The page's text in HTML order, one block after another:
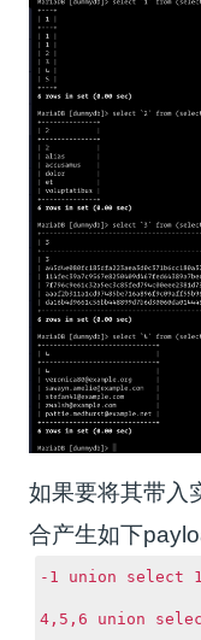
如果要将其带入
合产生如下
-1 union select
4,5,6 union